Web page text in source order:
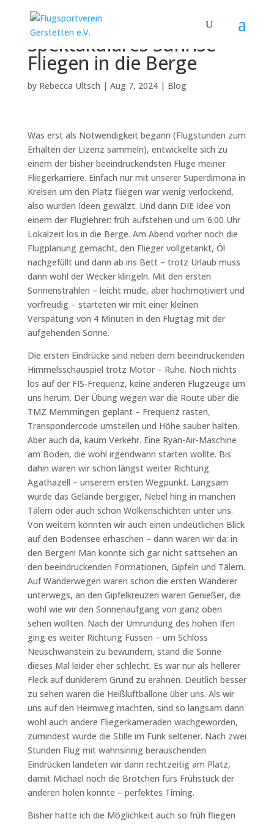
Spektakuläres Sunrise-
Fliegen in die Berge
by Rebecca Ultsch | Aug 7, 2024| Blog
Was erst als Notwendigkeit begann (Flugstunden zum
Erhalten der Lizenz sammeln), entwickelte sich zu
einem der bisher beeindruckendsten Flüge meiner
Fliegerkarriere. Einfach nur mit unserer Superdimona in
Kreisen um den Platz fliegen war wenig verlockend,
also wurden Ideen gewälzt. Und dann DIE Idee von
einem der Fluglehrer: früh aufstehen und um 6:00 Uhr
Lokalzeit los in die Berge. Am Abend vorher noch die
Flugplanung gemacht, den Flieger vollgetankt, Öl
nachgefüllt und dann ab ins Bett – trotz Urlaub muss
dann wohl der Wecker klingeln. Mit den ersten
Sonnenstrahlen – leicht müde, aber hochmotiviert und
vorfreudig – starteten wir mit einer kleinen
Verspätung von 4 Minuten in den Flugtag mit der
aufgehenden Sonne.
Die ersten Eindrücke sind neben dem beeindruckenden
Himmelsschauspiel trotz Motor – Ruhe. Noch nichts
los auf der FIS-Frequenz, keine anderen Flugzeuge um
uns herum. Der Übung wegen war die Route über die
TMZ Memmingen geplant – Frequenz rasten,
Transpondercode umstellen und Höhe sauber halten.
Aber auch da, kaum Verkehr. Eine Ryan-Air-Maschine
am Boden, die wohl irgendwann starten wollte. Bis
dahin waren wir schon längst weiter Richtung
Agathazell – unserem ersten Wegpunkt. Langsam
wurde das Gelände bergiger, Nebel hing in manchen
Tälern oder auch schon Wolkenschichten unter uns.
Von weitem konnten wir auch einen undeutlichen Blick
auf den Bodensee erhaschen – dann waren wir da: in
den Bergen! Man konnte sich gar nicht sattsehen an
den beeindruckenden Formationen, Gipfeln und Tälern.
Auf Wanderwegen waren schon die ersten Wanderer
unterwegs, an den Gipfelkreuzen waren Genießer, die
wohl wie wir den Sonnenaufgang von ganz oben
sehen wollten. Nach der Umrundung des hohen Ifen
ging es weiter Richtung Füssen – um Schloss
Neuschwanstein zu bewundern, stand die Sonne
dieses Mal leider eher schlecht. Es war nur als hellerer
Fleck auf dunklerem Grund zu erahnen. Deutlich besser
zu sehen waren die Heißluftballone über uns. Als wir
uns auf den Heimweg machten, sind so langsam dann
wohl auch andere Fliegerkameraden wachgeworden,
zumindest wurde die Stille im Funk seltener. Nach zwei
Stunden Flug mit wahnsinnig berauschenden
Eindrücken landeten wir dann rechtzeitig am Platz,
damit Michael noch die Brötchen fürs Frühstück der
anderen holen konnte – perfektes Timing.
Bisher hatte ich die Möglichkeit auch so früh fliegen